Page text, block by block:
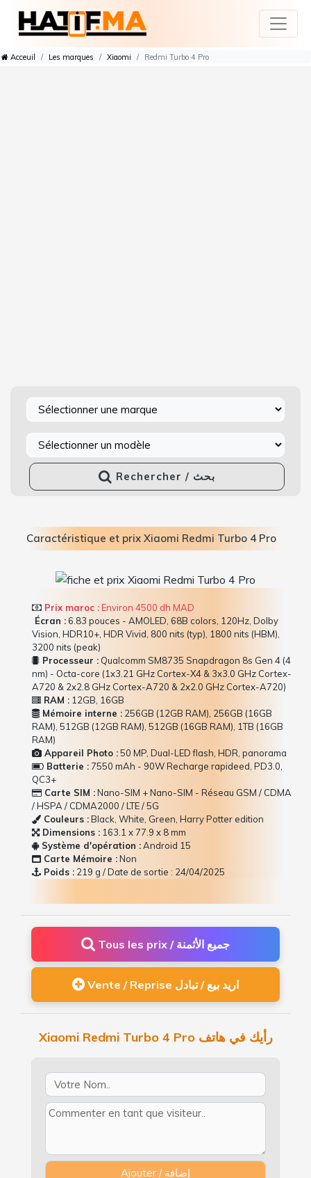
Acceuil Les marques Xiaomi Redmi Turbo 4 Pro
Rechercher / بحث
Caractéristique et prix Xiaomi Redmi Turbo 4 Pro
Prix maroc :Environ 4500 dh MAD
Écran :6.83 pouces - AMOLED, 68B colors, 120Hz, Dolby
Vision, HDR10+, HDR Vivid, 800 nits (typ), 1800 nits (HBM),
3200 nits (peak)
Processeur : Qualcomm SM8735 Snapdragon 8s Gen 4 (4
nm) - Octa-core (1x3.21 GHz Cortex-X4 & 3x3.0 GHz Cortex-
A720 & 2x2.8 GHz Cortex-A720 & 2x2.0 GHz Cortex-A720)
RAM : 12GB, 16GB
Mémoire interne : 256GB (12GB RAM), 256GB (16GB
RAM), 512GB (12GB RAM), 512GB (16GB RAM), 1TB (16GB
RAM)
Appareil Photo :50 MP, Dual-LED flash, HDR, panorama
Batterie : 7550 mAh - 90W Recharge rapideed, PD3.0,
QC3+
Carte SIM :Nano-SIM + Nano-SIM - Réseau GSM / CDMA
/ HSPA / CDMA2000 / LTE / 5G
Couleurs :Black, White, Green, Harry Potter edition
Dimensions : 163.1 x 77.9 x 8 mm
Système d'opération :Android 15
Carte Mémoire :Non
Poids : 219 g / Date de sortie : 24/04/2025
Tous les prix / جميع الأثمنة
Vente / Reprise اريد بيع / تبادل
Xiaomi Redmi Turbo 4 Pro رأيك في هاتف